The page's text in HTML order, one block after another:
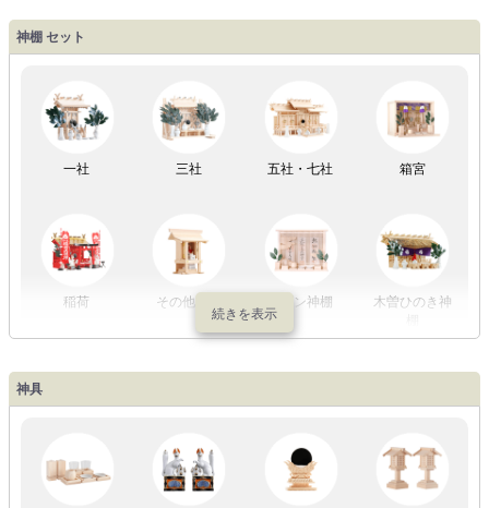
盆提灯一万円
以内
～2万円
～3万円
以上
神棚 セット
一社 三社 五社・七社 箱宮
稲荷 その他の社 モダン神棚
木曽ひのき神
神具